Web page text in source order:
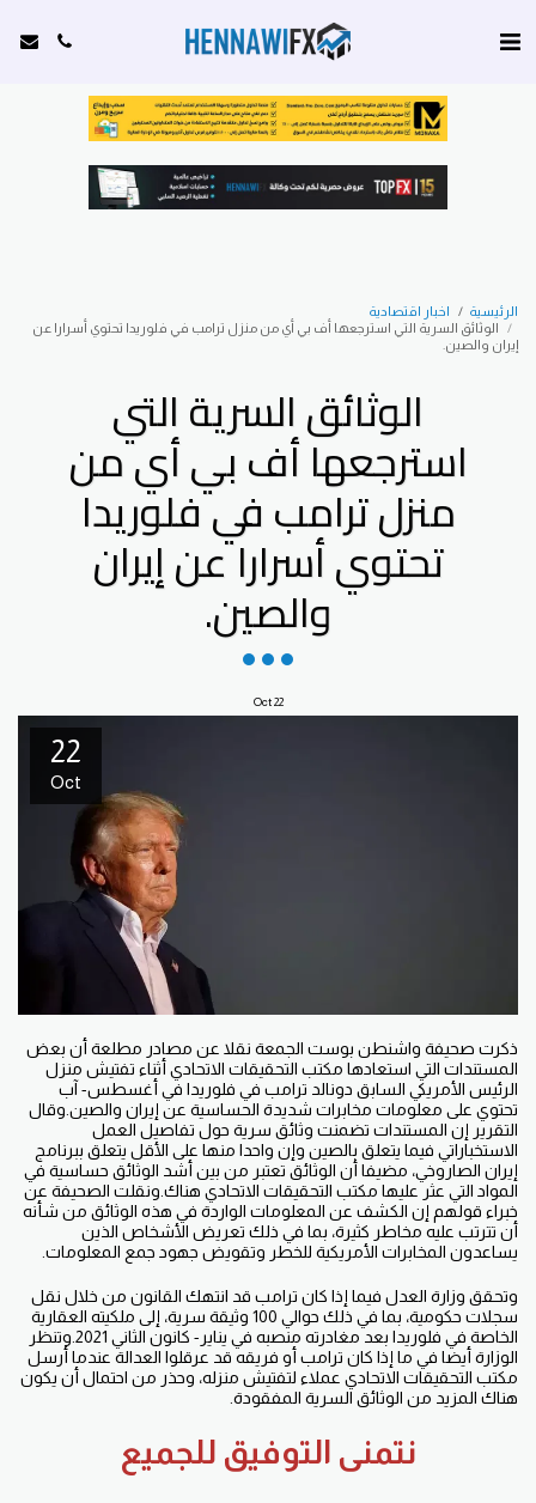
الرئيسية
اخبار اقتصادية
الوثائق السرية التي استرجعها أف بي أي من منزل ترامب في فلوريدا تحتوي أسرارا عن
إيران والصين.
الوثائق السرية التي
استرجعها أف بي أي من
منزل ترامب في فلوريدا
تحتوي أسرارا عن إيران
والصين.
22
Oct
22
Oct
ذكرت صحيفة واشنطن بوست الجمعة نقلا عن مصادر مطلعة أن بعض
المستندات التي استعادها مكتب التحقيقات الاتحادي أثناء تفتيش منزل
الرئيس الأمريكي السابق دونالد ترامب في فلوريدا في أغسطس- آب
تحتوي على معلومات مخابرات شديدة الحساسية عن إيران والصين.وقال
التقرير إن المستندات تضمنت وثائق سرية حول تفاصيل العمل
الاستخباراتي فيما يتعلق بالصين وإن واحدا منها على الأقل يتعلق ببرنامج
إيران الصاروخي، مضيفا أن الوثائق تعتبر من بين أشد الوثائق حساسية في
المواد التي عثر عليها مكتب التحقيقات الاتحادي هناك.ونقلت الصحيفة عن
خبراء قولهم إن الكشف عن المعلومات الواردة في هذه الوثائق من شأنه
أن تترتب عليه مخاطر كثيرة، بما في ذلك تعريض الأشخاص الذين
يساعدون المخابرات الأمريكية للخطر وتقويض جهود جمع المعلومات.
وتحقق وزارة العدل فيما إذا كان ترامب قد انتهك القانون من خلال نقل
سجلات حكومية، بما في ذلك حوالي 100 وثيقة سرية، إلى ملكيته العقارية
الخاصة في فلوريدا بعد مغادرته منصبه في يناير- كانون الثاني 2021.
وتنظر
الوزارة أيضا في ما إذا كان ترامب أو فريقه قد عرقلوا العدالة عندما أرسل
مكتب التحقيقات الاتحادي عملاء لتفتيش منزله، وحذر من احتمال أن يكون
هناك المزيد من الوثائق السرية المفقودة.
نتمنى التوفيق للجميع